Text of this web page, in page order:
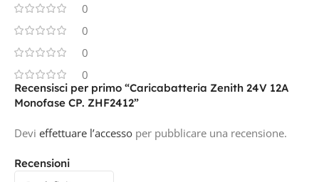
0
0
0
0
Recensioni
Recensisci per primo “Caricabatteria Zenith 24V 12A
Monofase CP. ZHF2412”
Devi effettuare l’accesso per pubblicare una recensione.